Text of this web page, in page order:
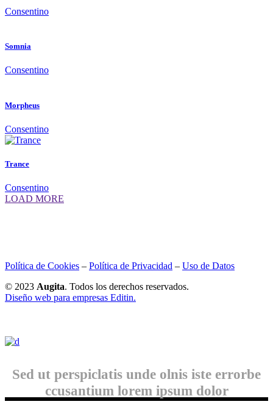
Consentino
Somnia
Consentino
Morpheus
Consentino
Trance
Consentino
LOAD MORE
Política de Cookies – Política de Privacidad – Uso de Datos
© 2023 Augita. Todos los derechos reservados.
Diseño web para empresas Editin.
Sed ut perspiclatis unde olnis iste errorbe
ccusantium lorem ipsum dolor